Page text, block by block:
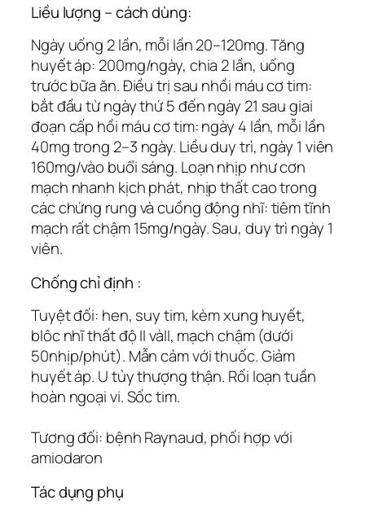
Liều lượng – cách dùng:
Ngày uống 2 lần, mỗi lần 20–120mg. Tăng
huyết áp: 200mg/ngày, chia 2 lần, uống
trước bữa ăn. Điều trị sau nhồi máu cơ tim:
bắt đầu từ ngày thứ 5 đến ngày 21 sau giai
đoạn cấp hồi máu cơ tim: ngày 4 lần, mỗi lần
40mg trong 2–3 ngày. Liều duy trì, ngày 1 viên
160mg/vào buổi sáng. Loạn nhịp như cơn
mạch nhanh kịch phát, nhịp thất cao trong
các chứng rung và cuồng động nhĩ: tiêm tĩnh
mạch rất chậm 15mg/ngày. Sau, duy trì ngày 1
viên.
Chống chỉ định :
Tuyệt đối: hen, suy tim, kèm xung huyết,
blôc nhĩ thất độ II vàII, mạch chậm (dưới
50nhịp/phút). Mẫn cảm với thuốc. Giảm
huyết áp. U tủy thượng thận. Rối loạn tuần
hoàn ngoại vi. Sốc tim.
Tương đối: bệnh Raynaud, phối hợp với
amiodaron
Tác dụng phụ